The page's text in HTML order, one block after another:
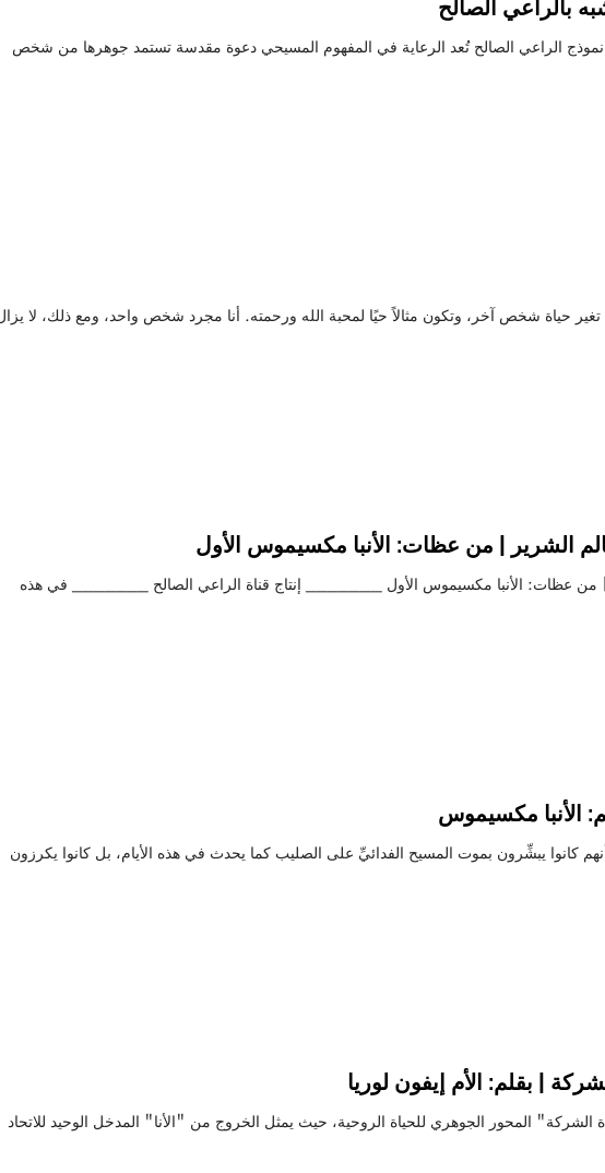
بالراعي الصالح
الراعي الصالح تُعد الرعاية في المفهوم المسيحي دعوة مقدسة تستمد جوهرها من شخص
حياة شخص آخر، وتكون مثالاً حيًا لمحبة الله ورحمته. أنا مجرد شخص واحد، ومع ذلك، لا
الشرير | من عظات: الأنبا مكسيموس الأول
| من عظات: الأنبا مكسيموس الأول _______ إنتاج قناة الراعي الصالح _______ في هذه
الأنبا مكسيموس
كانوا يبشِّرون بموت المسيح الفدائيِّ على الصليب كما يحدث في هذه الأيام، بل كانوا يكرزون
| بقلم: الأم إيفون لوريا
المحور الجوهري للحياة الروحية، حيث يمثل الخروج من "الأنا" المدخل الوحيد للاتحاد